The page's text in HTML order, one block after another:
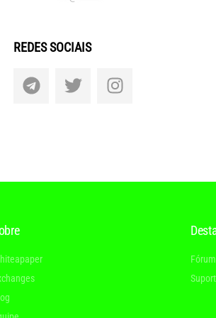
REDES SOCIAIS
Fórum